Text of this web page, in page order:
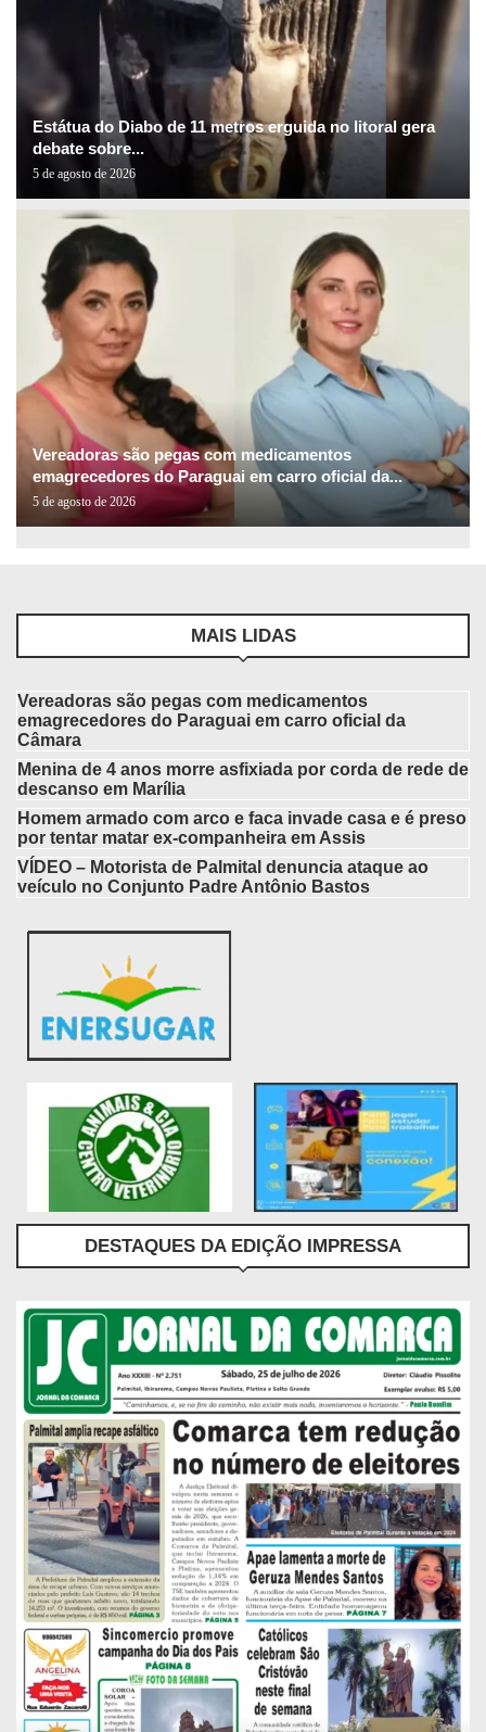
Estátua do Diabo de 11 metros erguida no litoral gera
debate sobre...
5 de agosto de 2026
Vereadoras são pegas com medicamentos
emagrecedores do Paraguai em carro oficial da...
5 de agosto de 2026
MAIS LIDAS
Vereadoras são pegas com medicamentos
emagrecedores do Paraguai em carro oficial da
Câmara
Menina de 4 anos morre asfixiada por corda de rede de
descanso em Marília
Homem armado com arco e faca invade casa e é preso
por tentar matar ex-companheira em Assis
VÍDEO – Motorista de Palmital denuncia ataque ao
veículo no Conjunto Padre Antônio Bastos
DESTAQUES DA EDIÇÃO IMPRESSA